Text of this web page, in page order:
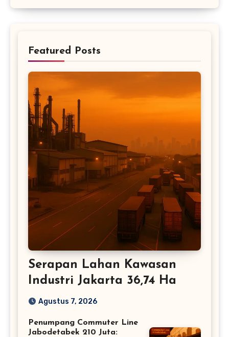
Featured Posts
Serapan Lahan Kawasan
Industri Jakarta 36,74 Ha
Agustus 7, 2026
Penumpang Commuter Line
Jabodetabek 210 Juta: